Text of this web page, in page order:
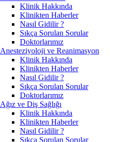
Klinik Hakkında
Klinikten Haberler
Nasıl Gidilir ?
Sıkça Sorulan Sorular
Doktorlarımız
Anesteziyoloji ve Reanimasyon
Klinik Hakkında
Klinikten Haberler
Nasıl Gidilir ?
Sıkça Sorulan Sorular
Doktorlarımız
Ağız ve Diş Sağlığı
Klinik Hakkında
Klinikten Haberler
Nasıl Gidilir ?
Sıkça Sorulan Sorular